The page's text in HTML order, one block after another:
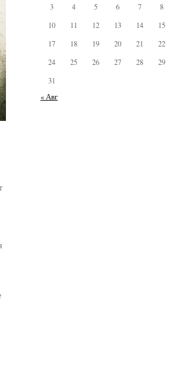
3
4 5 6 7 8
10
11 12 13 14 15
17
18 19 20 21 22
24
25 26 27 28 29
31
« Авг